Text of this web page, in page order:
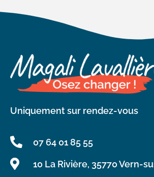
Uniquement sur rendez-vous
07 64 01 85 55
10 La Rivière, 35770 Vern-